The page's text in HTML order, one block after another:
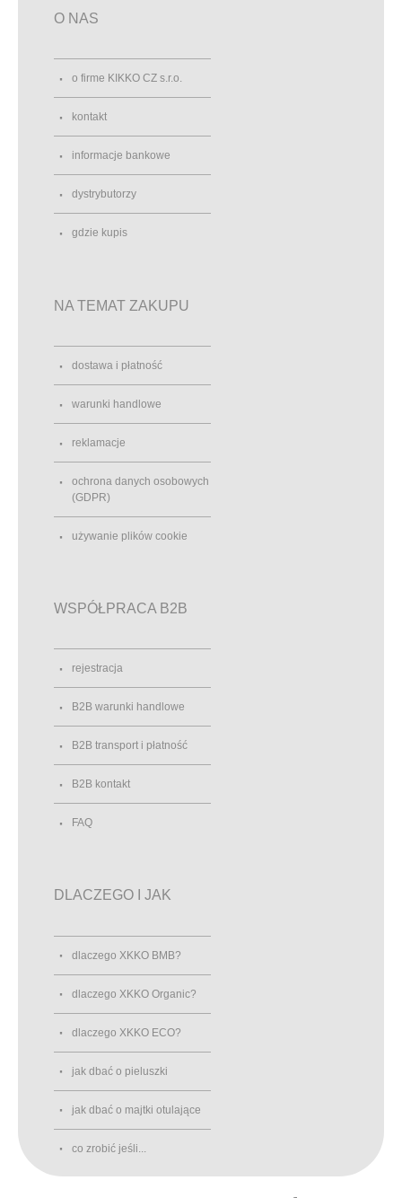
O NAS
o firme KIKKO CZ s.r.o.
kontakt
informacje bankowe
dystrybutorzy
gdzie kupis
NA TEMAT ZAKUPU
dostawa i płatność
warunki handlowe
reklamacje
ochrona danych osobowych
(GDPR)
używanie plików cookie
WSPÓŁPRACA B2B
rejestracja
B2B warunki handlowe
B2B transport i płatność
B2B kontakt
FAQ
DLACZEGO I JAK
dlaczego XKKO BMB?
dlaczego XKKO Organic?
dlaczego XKKO ECO?
jak dbać o pieluszki
jak dbać o majtki otulające
co zrobić jeśli...